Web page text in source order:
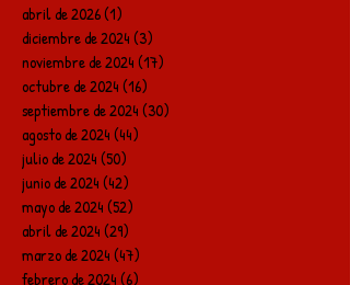
abril de 2026(1)
diciembre de 2024(3)
noviembre de 2024(17)
octubre de 2024(16)
septiembre de 2024(30)
agosto de 2024(44)
julio de 2024(50)
junio de 2024(42)
mayo de 2024(52)
abril de 2024(29)
marzo de 2024(47)
febrero de 2024(6)